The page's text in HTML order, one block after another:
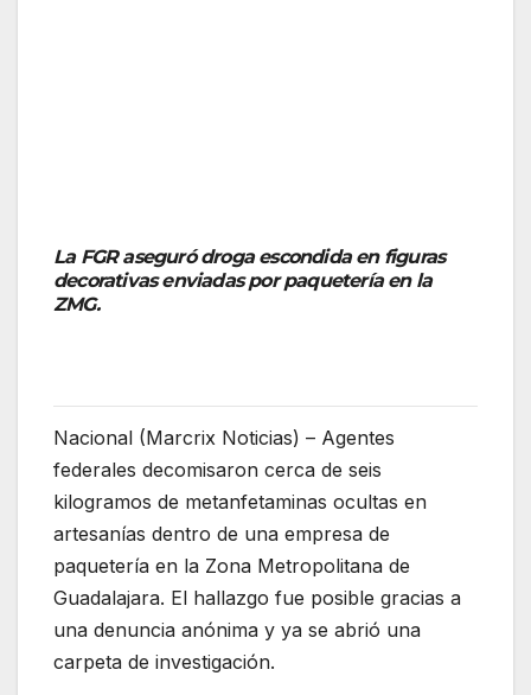
La FGR aseguró droga escondida en figuras
decorativas enviadas por paquetería en la
ZMG.
Nacional (Marcrix Noticias) – Agentes
federales decomisaron cerca de seis
kilogramos de metanfetaminas ocultas en
artesanías dentro de una empresa de
paquetería en la Zona Metropolitana de
Guadalajara. El hallazgo fue posible gracias a
una denuncia anónima y ya se abrió una
carpeta de investigación.